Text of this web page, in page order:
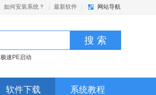
如何安装系统？ 最新软件 网站导航
搜 索
极速PE启动
软件下载 系统教程